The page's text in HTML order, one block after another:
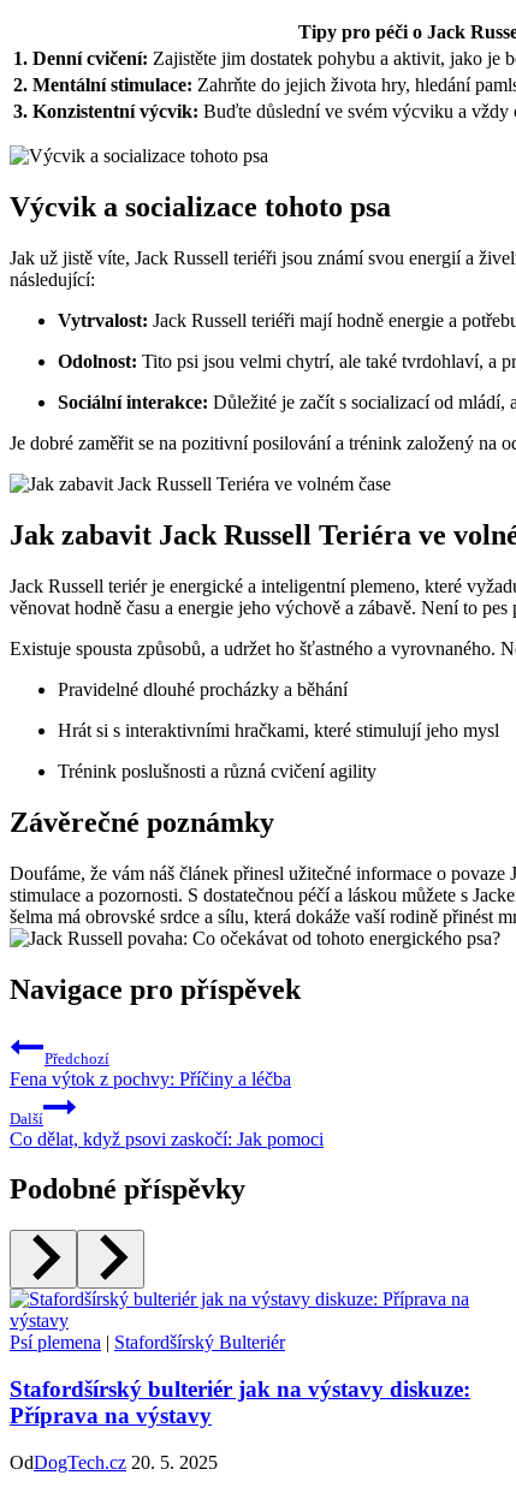
Tipy⁢ pro péči o Jack
1. Denní⁣ cvičení: Zajistěte jim dostatek pohybu ⁣a aktivit, jako je
2. ⁣Mentální stimulace: Zahrňte do jejich života hry, hledání
3. Konzistentní ⁣výcvik: Buďte důslední ve svém výcviku‌ a vždy
Výcvik a socializace tohoto‍ psa
Jak ⁤už jistě⁢ víte, Jack Russell teriéři jsou známí svou ⁢energií‌ a
následující:
Vytrvalost: Jack Russell ⁤teriéři mají hodně energie a
Odolnost: Tito psi jsou velmi chytrí, ale ⁤také tvrdohlaví,⁤ a
Sociální interakce: Důležité je začít s socializací od
Je⁤ dobré ​zaměřit⁢ se ⁣na⁣ pozitivní‍ posilování a trénink založený ‍na
Jak zabavit Jack Russell Teriéra ‌ve‍
Jack Russell teriér je​ energické a⁢ inteligentní plemeno, ⁢které⁣
věnovat ⁢hodně času a energie jeho⁤ výchově a zábavě. Není to pes⁣
Existuje​ spousta způsobů, a udržet ho šťastného a vyrovnaného.
Pravidelné dlouhé ⁤procházky ​a běhání
Hrát si s interaktivními hračkami, které stimulují jeho mysl
Trénink poslušnosti a různá cvičení agility
Závěrečné ⁣poznámky
Doufáme, že vám náš článek přinesl⁢ užitečné informace o
stimulace a ‌pozornosti. S dostatečnou péčí a ‌láskou můžete s
šelma má obrovské srdce a sílu, která dokáže vaší rodině přinést
Navigace pro příspěvek
Předchozí
Fena výtok z pochvy: Příčiny a léčba
Další
Co dělat, když psovi zaskočí: Jak pomoci
Podobné příspěvky
Psí plemena | Stafordšírský Bulteriér
Stafordšírský bulteriér jak na výstavy diskuze:
Příprava na výstavy
OdDogTech.cz 20. 5. 2025